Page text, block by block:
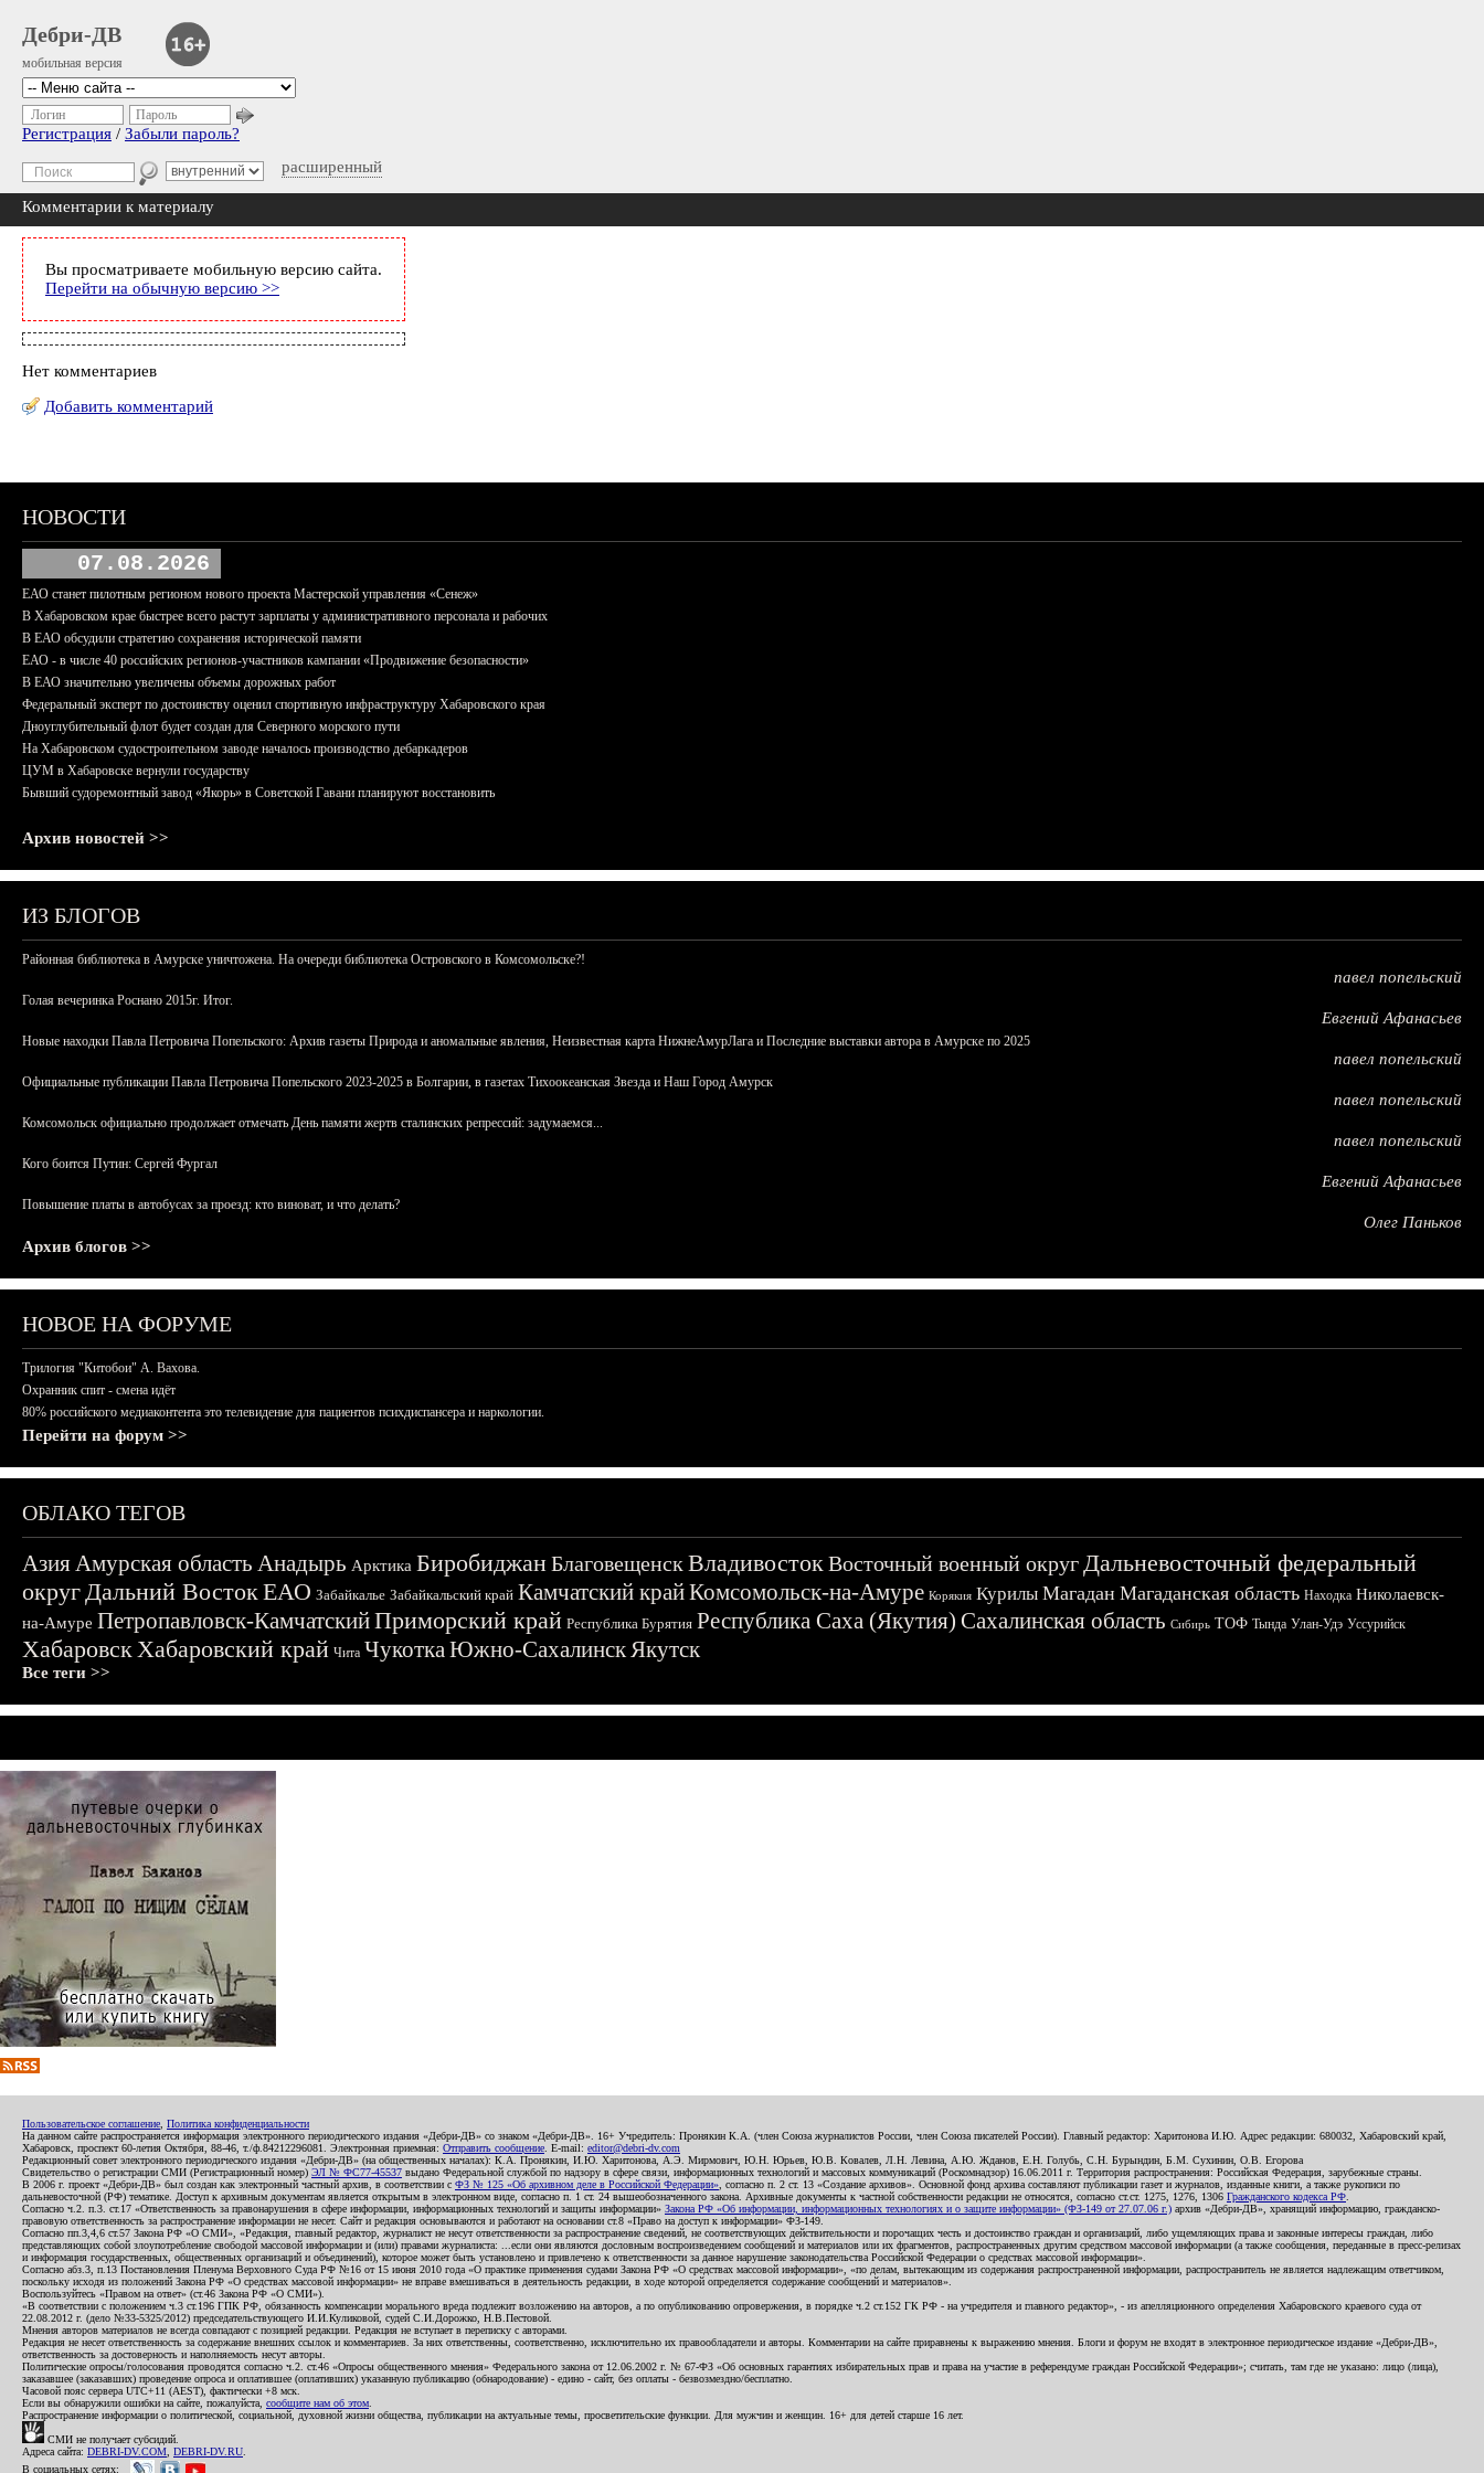
Дебри-ДВ
мобильная версия
расширенный
Логин Пароль
Регистрация / Забыли пароль?
Комментарии к материалу
Вы просматриваете мобильную версию сайта.
Перейти на обычную версию >>
Нет комментариев
Добавить комментарий
НОВОСТИ
07.08.2026
ЕАО станет пилотным регионом нового проекта Мастерской управления «Сенеж»
В Хабаровском крае быстрее всего растут зарплаты у административного персонала и рабочих
В ЕАО обсудили стратегию сохранения исторической памяти
ЕАО - в числе 40 российских регионов-участников кампании «Продвижение безопасности»
В ЕАО значительно увеличены объемы дорожных работ
Федеральный эксперт по достоинству оценил спортивную инфраструктуру Хабаровского края
Дноуглубительный флот будет создан для Северного морского пути
На Хабаровском судостроительном заводе началось производство дебаркадеров
ЦУМ в Хабаровске вернули государству
Бывший судоремонтный завод «Якорь» в Советской Гавани планируют восстановить
Архив новостей >>
ИЗ БЛОГОВ
Районная библиотека в Амурске уничтожена. На очереди библиотека Островского в Комсомольске?!
павел попельский
Голая вечеринка Роснано 2015г. Итог.
Евгений Афанасьев
Новые находки Павла Петровича Попельского: Архив газеты Природа и аномальные явления, Неизвестная карта НижнеАмурЛага и Последние выставки автора в Амурске по 2025
павел попельский
Официальные публикации Павла Петровича Попельского 2023-2025 в Болгарии, в газетах Тихоокеанская Звезда и Наш Город Амурск
павел попельский
Комсомольск официально продолжает отмечать День памяти жертв сталинских репрессий: задумаемся...
павел попельский
Кого боится Путин: Сергей Фургал
Евгений Афанасьев
Повышение платы в автобусах за проезд: кто виноват, и что делать?
Олег Паньков
Архив блогов >>
НОВОЕ НА ФОРУМЕ
Трилогия "Китобои" А. Вахова.
Охранник спит - смена идёт
80% российского медиаконтента это телевидение для пациентов психдиспансера и наркологии.
Перейти на форум >>
ОБЛАКО ТЕГОВ
АзияАмурская область Анадырь Арктика БиробиджанБлаговещенскВладивостокВосточный военный округДальневосточный федеральный
округДальний ВостокЕАО Забайкалье Забайкальский край Камчатский крайКомсомольск-на-Амуре Корякия Курилы Магадан Магаданская область Находка Николаевск-
на-Амуре Петропавловск-КамчатскийПриморский край Республика Бурятия Республика Саха (Якутия) Сахалинская область Сибирь ТОФ Тында Улан-Удэ Уссурийск
ХабаровскХабаровский край Чита ЧукоткаЮжно-СахалинскЯкутск
Все теги >>
Пользовательское соглашение Политика конфиденциальности
На данном сайте распространяется информация электронного периодического издания «Дебри-ДВ» со знаком «Дебри-ДВ». 16+ Учредитель: Пронякин К.А. (член Союза журналистов России, член Союза писателей России). Главный редактор: Харитонова И.Ю. Адрес редакции: 680032, Хабаровский край,
Хабаровск, проспект 60-летия Октября, 88-46, т./ф.84212296081. Электронная приемная: Отправить сообщение . E-mail: editor@debri-dv.com
Редакционный совет электронного периодического издания «Дебри-ДВ» (на общественных началах): К.А. Пронякин, И.Ю. Харитонова, А.Э. Мирмович, Ю.Н. Юрьев, Ю.В. Ковалев, Л.Н. Левина, А.Ю. Жданов, Е.Н. Голубь, С.Н. Бурындин, Б.М. Сухинин, О.В. Егорова
Свидетельство о регистрации СМИ (Регистрационный номер) ЭЛ № ФС77-45537 выдано Федеральной службой по надзору в сфере связи, информационных технологий и массовых коммуникаций (Роскомнадзор) 16.06.2011 г. Территория распространения: Российская Федерация, зарубежные страны.
В 2006 г. проект «Дебри-ДВ» был создан как электронный частный архив, в соответствии с ФЗ № 125 «Об архивном деле в Российской Федерации» , согласно п. 2 ст. 13 «Создание архивов». Основной фонд архива составляют публикации газет и журналов, изданные книги, а также рукописи по
дальневосточной (РФ) тематике. Доступ к архивным документам является открытым в электронном виде, согласно п. 1 ст. 24 вышеобозначенного закона. Архивные документы к частной собственности редакции не относятся, согласно ст.ст. 1275, 1276, 1306 Гражданского кодекса РФ
Согласно ч.2. п.3. ст.17 «Ответственность за правонарушения в сфере информации, информационных технологий и защиты информации» Закона РФ «Об информации, информационных технологиях и о защите информации» (ФЗ-149 от 27.07.06 г.) архив «Дебри-ДВ», хранящий информацию, гражданско-
правовую ответственность за распространение информации не несет. Сайт и редакция основываются и работают на основании ст.8 «Право на доступ к информации» ФЗ-149.
Согласно пп.3,4,6 ст.57 Закона РФ «О СМИ», «Редакция, главный редактор, журналист не несут ответственности за распространение сведений, не соответствующих действительности и порочащих честь и достоинство граждан и организаций, либо ущемляющих права и законные интересы граждан, либо
представляющих собой злоупотребление свободой массовой информации и (или) правами журналиста: ...если они являются дословным воспроизведением сообщений и материалов или их фрагментов, распространенных другим средством массовой информации (а также сообщения, переданные в пресс-релизах
и информация государственных, общественных организаций и объединений), которое может быть установлено и привлечено к ответственности за данное нарушение законодательства Российской Федерации о средствах массовой информации».
Согласно абз.3, п.13 Постановления Пленума Верховного Суда РФ №16 от 15 июня 2010 года «О практике применения судами Закона РФ «О средствах массовой информации», «по делам, вытекающим из содержания распространенной информации, распространитель не является надлежащим ответчиком,
поскольку исходя из положений Закона РФ «О средствах массовой информации» не вправе вмешиваться в деятельность редакции, в ходе которой определяется содержание сообщений и материалов».
Воспользуйтесь «Правом на ответ» (ст.46 Закона РФ «О СМИ»).
«В соответствии с положением ч.3 ст.196 ГПК РФ, обязанность компенсации морального вреда подлежит возложению на авторов, а по опубликованию опровержения, в порядке ч.2 ст.152 ГК РФ - на учредителя и главного редактор», - из апелляционного определения Хабаровского краевого суда от
22.08.2012 г. (дело №33-5325/2012) председательствующего И.И.Куликовой, судей С.И.Дорожко, Н.В.Пестовой.
Мнения авторов материалов не всегда совпадают с позицией редакции. Редакция не вступает в переписку с авторами.
Редакция не несет ответственность за содержание внешних ссылок и комментариев. За них ответственны, соответственно, исключительно их правообладатели и авторы. Комментарии на сайте приравнены к выражению мнения. Блоги и форум не входят в электронное периодическое издание «Дебри-ДВ»,
ответственность за достоверность и наполняемость несут авторы.
Политические опросы/голосования проводятся согласно ч.2. ст.46 «Опросы общественного мнения» Федерального закона от 12.06.2002 г. № 67-ФЗ «Об основных гарантиях избирательных прав и права на участие в референдуме граждан Российской Федерации»; считать, там где не указано: лицо (лица),
заказавшее (заказавших) проведение опроса и оплатившее (оплативших) указанную публикацию (обнародование) - едино - сайт, без оплаты - безвозмездно/бесплатно.
Часовой пояс сервера UTC+11 (AEST), фактически +8 мск.
Если вы обнаружили ошибки на сайте, пожалуйста, сообщите нам об этом
Распространение информации о политической, социальной, духовной жизни общества, публикации на актуальные темы, просветительские функции. Для мужчин и женщин. 16+ для детей старше 16 лет.
СМИ не получает субсидий.
Адреса сайта: DEBRI-DV.COM DEBRI-DV.RU
В социальных сетях: